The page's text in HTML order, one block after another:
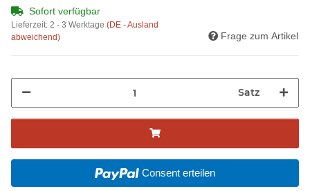
Sofort verfügbar
Lieferzeit: 2 - 3 Werktage (DE - Ausland
abweichend)
Frage zum Artikel
Satz
Consent erteilen